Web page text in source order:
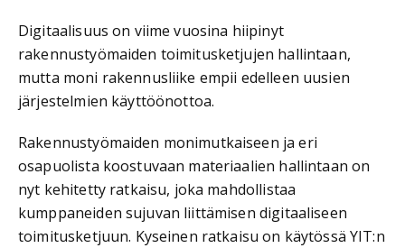
Digitaalisuus on viime vuosina hiipinyt
rakennustyömaiden toimitusketjujen hallintaan,
mutta moni rakennusliike empii edelleen uusien
järjestelmien käyttöönottoa.
Rakennustyömaiden monimutkaiseen ja eri
osapuolista koostuvaan materiaalien hallintaan on
nyt kehitetty ratkaisu, joka mahdollistaa
kumppaneiden sujuvan liittämisen digitaaliseen
toimitusketjuun. Kyseinen ratkaisu on käytössä YIT:n